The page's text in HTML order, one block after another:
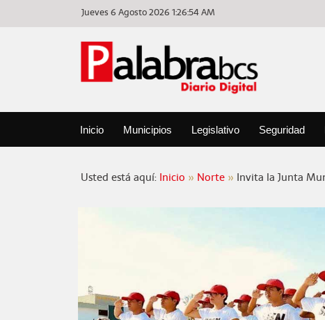
Jueves 6 Agosto 20261:26:54 AM
Inicio Municipios Legislativo Seguridad
Usted está aquí: Inicio Norte Invita la Junta